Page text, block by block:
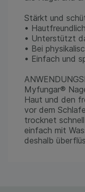
Stärkt und
•
• Unterstützt
• Bei
• Einfach und
Myfungar®
Haut und den
vor dem
trocknet
einfach mit
deshalb